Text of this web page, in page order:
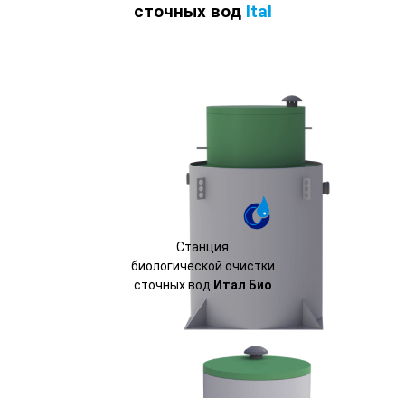
сточных вод Ital
Станция
биологической очистки
сточных вод Итал Био